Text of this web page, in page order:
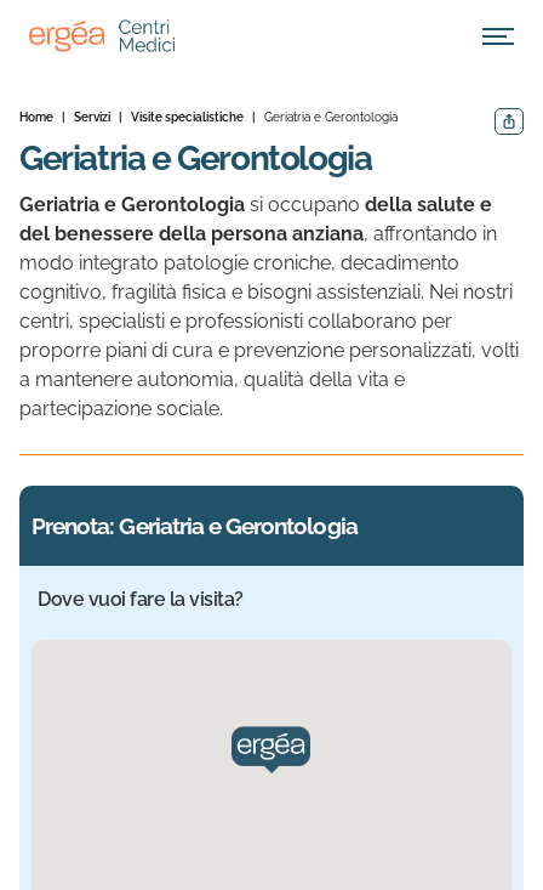
Apri
Home Servizi Visite specialistiche Geriatria e Gerontologia
Geriatria e Gerontologia
Geriatria e Gerontologia si occupano della salute e
del benessere della persona anziana, affrontando in
modo integrato patologie croniche, decadimento
cognitivo, fragilità fisica e bisogni assistenziali. Nei nostri
centri, specialisti e professionisti collaborano per
proporre piani di cura e prevenzione personalizzati, volti
a mantenere autonomia, qualità della vita e
partecipazione sociale.
Prenota: Geriatria e Gerontologia
Dove vuoi fare la visita?
Sede selezionata: Ecomedica Specialistica. Informazioni